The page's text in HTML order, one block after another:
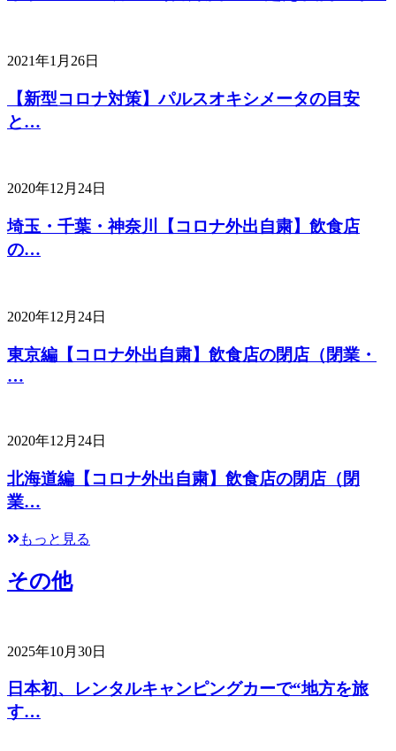
2021年1月26日
【新型コロナ対策】パルスオキシメータの目安
と…
2020年12月24日
埼玉・千葉・神奈川【コロナ外出自粛】飲食店
の…
2020年12月24日
東京編【コロナ外出自粛】飲食店の閉店（閉業・
…
2020年12月24日
北海道編【コロナ外出自粛】飲食店の閉店（閉
業…
もっと見る
その他
2025年10月30日
日本初、レンタルキャンピングカーで“地方を旅
す…